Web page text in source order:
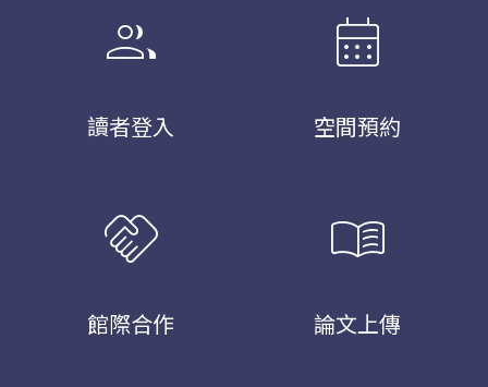
group
讀者登入
calendar_month
空間預約
handshake
館際合作
menu_book
論文上傳